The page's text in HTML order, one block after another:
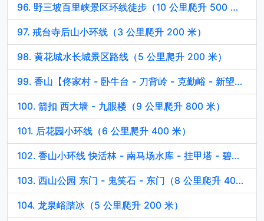
96. 野三坡百里峡景区环线徒步（10 公里爬升 500 米）
97. 戒台寺后山小环线（3 公里爬升 200 米）
98. 黄花城水长城景区路线（5 公里爬升 200 米）
99. 香山【佟家村 - 卧牛台 - 刀背岭 - 克勤峪 - 新望京台环线】（12 公里爬升 800 米）
100. 箭扣 西大墙 - 九眼楼（9 公里爬升 800 米）
101. 后花园小环线（6 公里爬升 400 米）
102. 香山小环线 快活林 - 南马场水库 - 挂甲塔 - 碧云寺（12 公里爬升 600 米）
103. 西山公园 东门 - 鬼笑石 - 东门（8 公里爬升 400 米）
104. 龙泉峪踏冰（5 公里爬升 200 米）